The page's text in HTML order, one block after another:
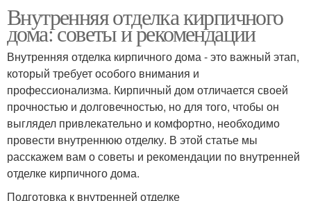
Внутренняя отделка кирпичного
дома: советы и рекомендации
Внутренняя отделка кирпичного дома - это важный этап,
который требует особого внимания и
профессионализма. Кирпичный дом отличается своей
прочностью и долговечностью, но для того, чтобы он
выглядел привлекательно и комфортно, необходимо
провести внутреннюю отделку. В этой статье мы
расскажем вам о советы и рекомендации по внутренней
отделке кирпичного дома.
Подготовка к внутренней отделке